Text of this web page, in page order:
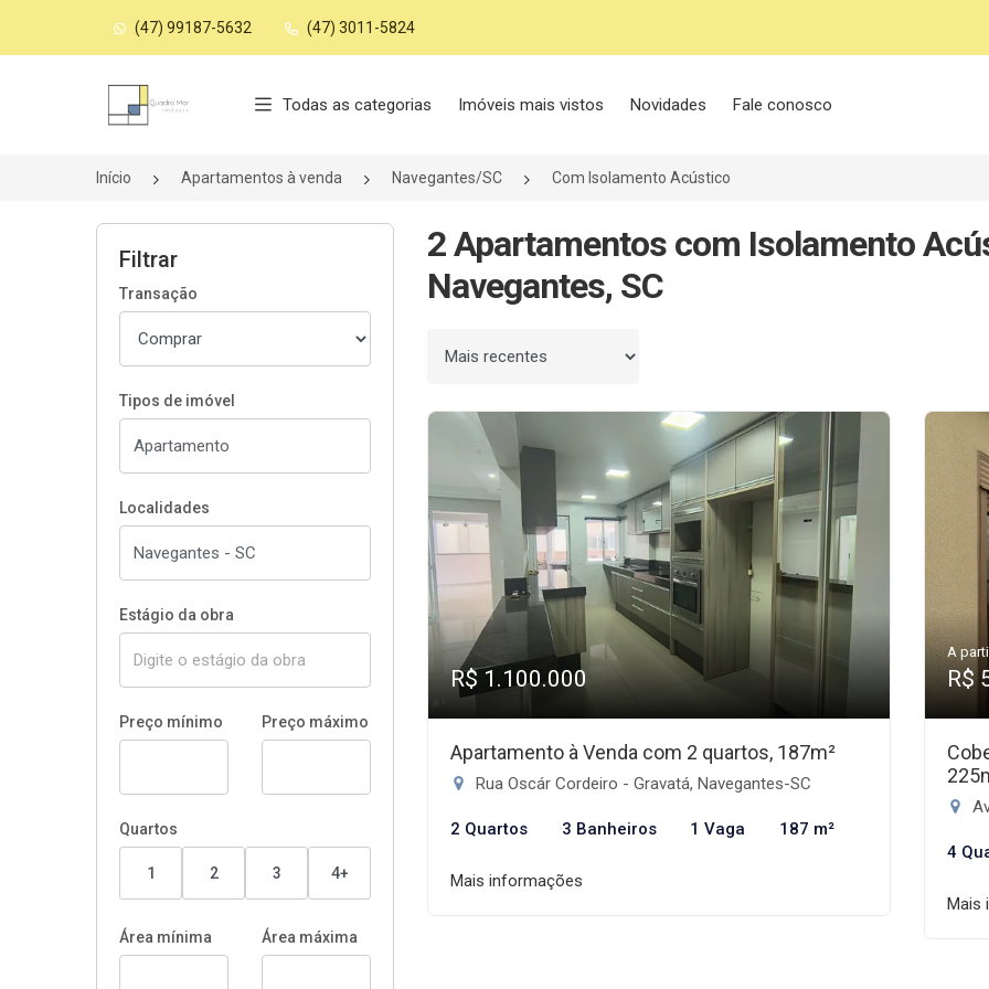
(47) 99187-5632 (47) 3011-5824
Página inicial
Todas as categorias Imóveis mais vistos Novidades Fale conosco
Início Apartamentos à venda Navegantes/SC Com Isolamento Acústico
Filtrar
Transação
Tipos de imóvel
Localidades
Estágio da obra
Preço mínimo Preço máximo
Quartos
1 2 3 4+
Área mínima Área máxima
2 Apartamentos com Isolamento
Navegantes, SC
Ordenar por
R$ 1.100.000
Apartamento à Venda com 2 quartos, 187m²
Rua Oscár Cordeiro - Gravatá, Navegantes-SC
2 Quartos 3 Banheiros 1 Vaga 187 m²
Mais informações
A
R$
4
Mais